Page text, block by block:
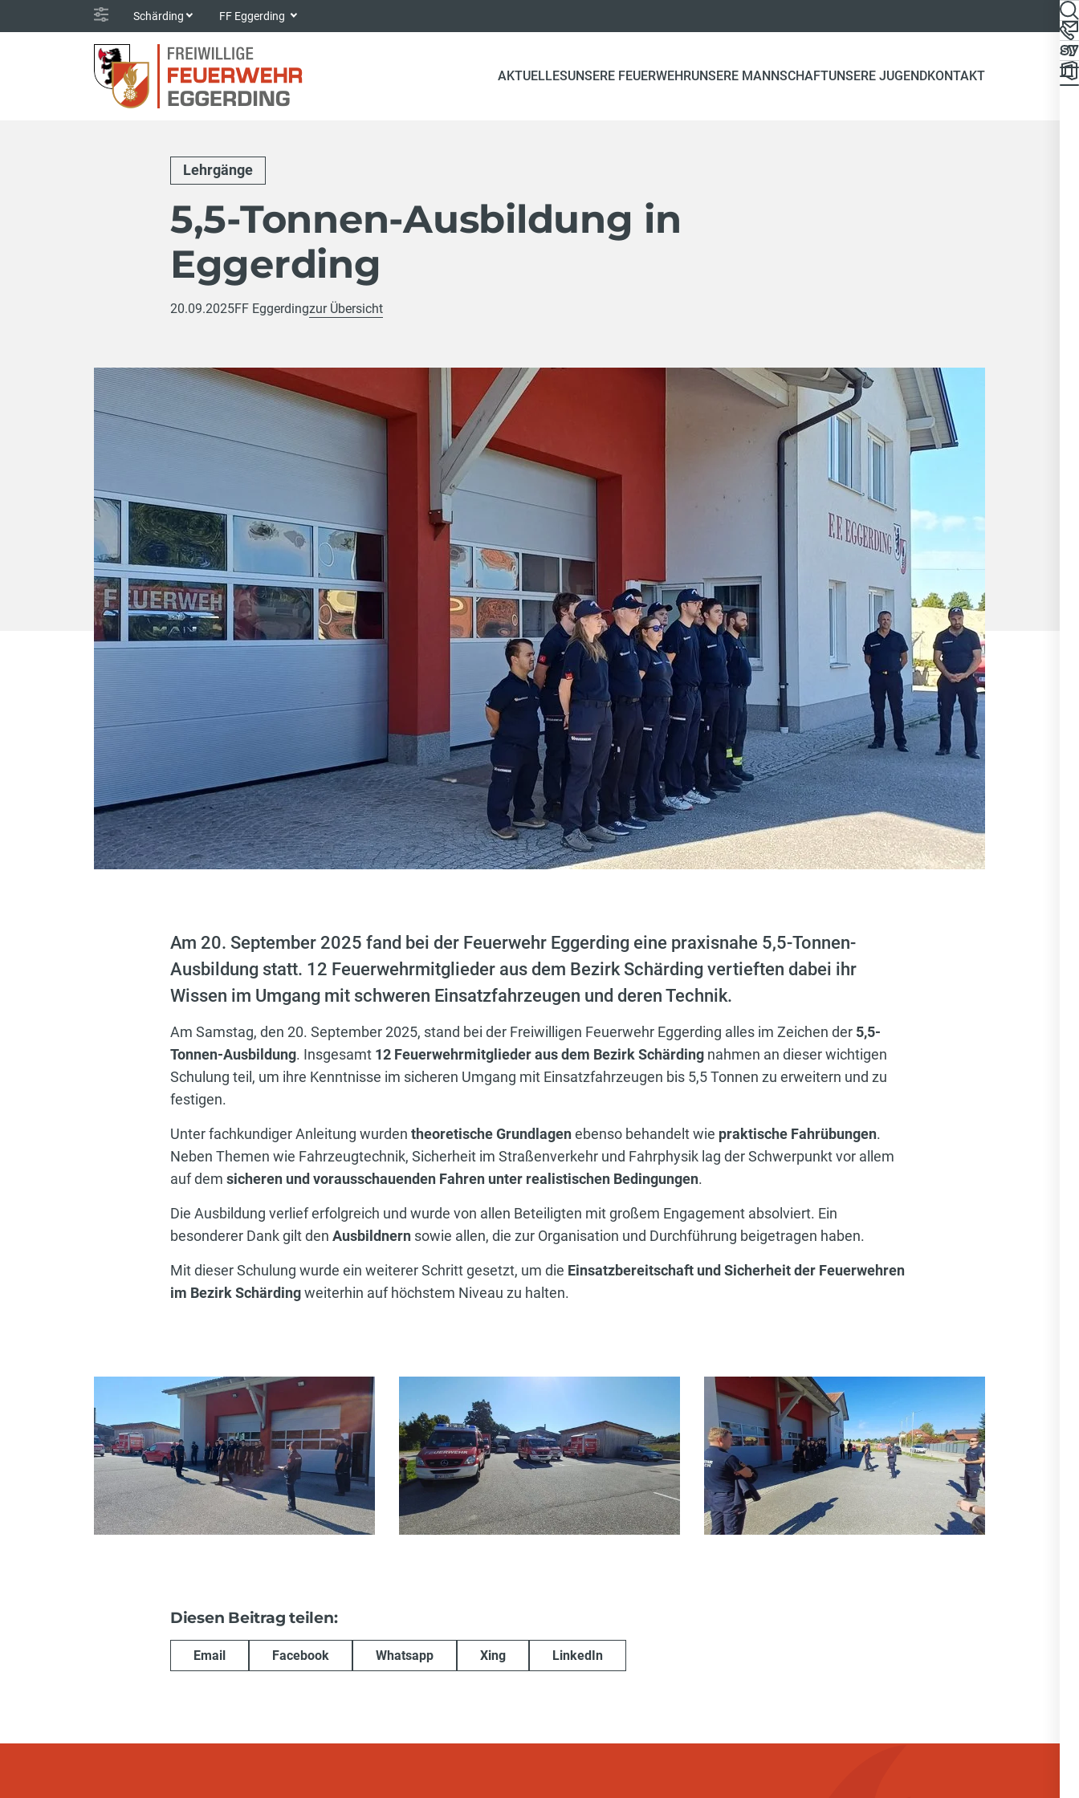
Schärding FF Eggerding
AKTUELLESUNSERE FEUERWEHRUNSERE MANNSCHAFTUNSERE JUGENDKONTAKT
Lehrgänge
5,5-Tonnen-Ausbildung in
Eggerding
20.09.2025FF Eggerdingzur Übersicht
Am 20. September 2025 fand bei der Feuerwehr Eggerding eine praxisnahe 5,5-Tonnen-
Ausbildung statt. 12 Feuerwehrmitglieder aus dem Bezirk Schärding vertieften dabei ihr
Wissen im Umgang mit schweren Einsatzfahrzeugen und deren Technik.
Am Samstag, den 20. September 2025, stand bei der Freiwilligen Feuerwehr Eggerding alles im Zeichen der 5,5-
Tonnen-Ausbildung. Insgesamt 12 Feuerwehrmitglieder aus dem Bezirk Schärding nahmen an dieser wichtigen
Schulung teil, um ihre Kenntnisse im sicheren Umgang mit Einsatzfahrzeugen bis 5,5 Tonnen zu erweitern und zu
festigen.
Unter fachkundiger Anleitung wurden theoretische Grundlagenebenso behandelt wie praktische Fahrübungen.
Neben Themen wie Fahrzeugtechnik, Sicherheit im Straßenverkehr und Fahrphysik lag der Schwerpunkt vor allem
auf dem sicheren und vorausschauenden Fahren unter realistischen Bedingungen.
Die Ausbildung verlief erfolgreich und wurde von allen Beteiligten mit großem Engagement absolviert. Ein
besonderer Dank gilt den Ausbildnern sowie allen, die zur Organisation und Durchführung beigetragen haben.
Mit dieser Schulung wurde ein weiterer Schritt gesetzt, um die Einsatzbereitschaft und Sicherheit der Feuerwehren
im Bezirk Schärdingweiterhin auf höchstem Niveau zu halten.
Diesen Beitrag teilen:
Email Facebook Whatsapp Xing LinkedIn